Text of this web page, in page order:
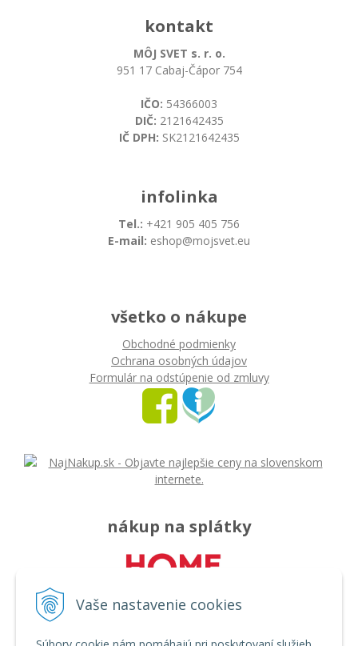
Vaše nastavenie cookies
kontakt
MÔJ SVET s. r. o.
951 17 Cabaj-Čápor 754
IČO: 54366003
DIČ: 2121642435
IČ DPH: SK2121642435
infolinka
Tel.: +421 905 405 756
E-mail: eshop@mojsvet.eu
všetko o nákupe
Obchodné podmienky
Ochrana osobných údajov
Formulár na odstúpenie od zmluvy
nákup na splátky